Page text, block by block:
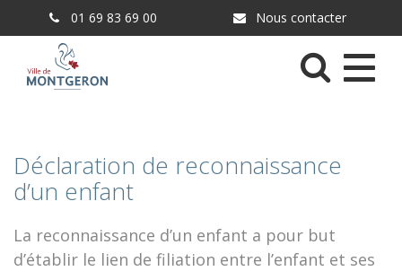
01 69 83 69 00 Nous contacter
Menu
Déclaration de reconnaissance
d’un enfant
La reconnaissance d’un enfant a pour but
d’établir le lien de filiation entre l’enfant et ses